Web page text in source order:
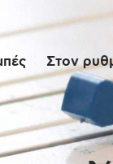
Στον
Αρχική